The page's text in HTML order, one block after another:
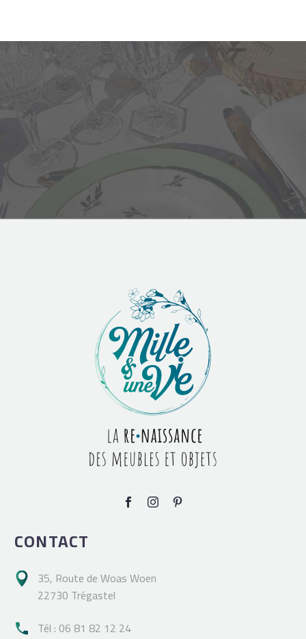
CONTACT
 35, Route de Woas Woen
22730 Trégastel
 Tél : 06 81 82 12 24